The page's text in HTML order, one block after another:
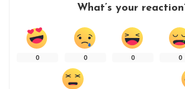
What’s your
0 0 0 0